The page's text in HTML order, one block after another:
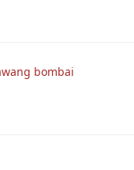
bombai